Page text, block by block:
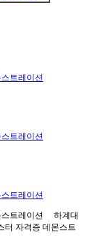
트레이션
트레이션
트레이션
스트레이션 하계대
터 자격증 데몬스트